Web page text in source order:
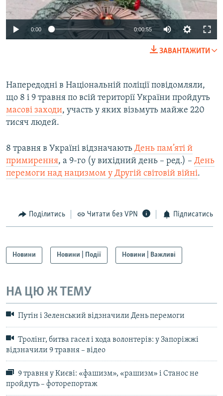
0:00 0:00:55
ЗАВАНТАЖИТИ
Напередодні в Національній поліції повідомляли,
що 8 і 9 травня по всій території України пройдуть
масові заходи, участь у яких візьмуть майже 220
тисяч людей.
8 травня в Україні відзначають День пам’яті й
примирення, а 9-го (у вихідний день – ред.) – День
перемоги над нацизмом у Другій світовій війні.
Поділитись Читати без VPN Підписатись
Новини Новини | Події Новини | Важливі
НА ЦЮ Ж ТЕМУ
Путін і Зеленський відзначили День перемоги
Тролінг, битва гасел і хода волонтерів: у Запоріжжі
відзначили 9 травня – відео
9 травня у Києві: «фашизм», «рашизм» і Станос не
пройдуть – фоторепортаж